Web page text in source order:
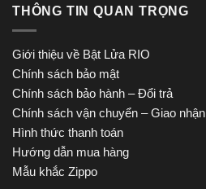
THÔNG TIN QUAN TRỌNG
Giới thiệu về Bật Lửa RIO
Chính sách bảo mật
Chính sách bảo hành – Đổi trả
Chính sách vận chuyển – Giao nhận
Hình thức thanh toán
Hướng dẫn mua hàng
Mẫu khắc Zippo